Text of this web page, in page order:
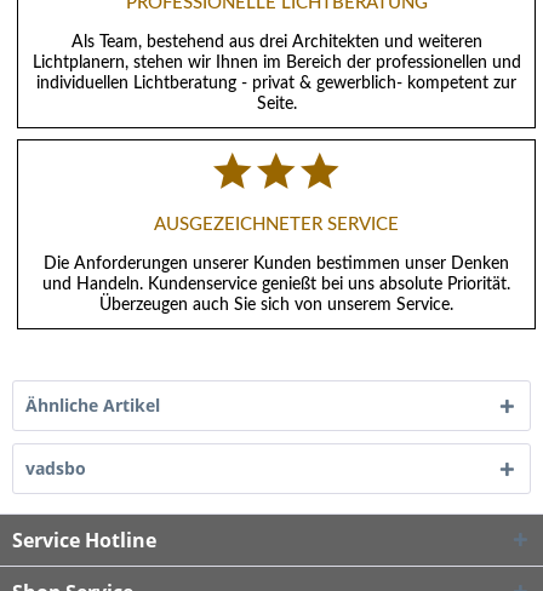
Als Team, bestehend aus drei Architekten und weiteren
Lichtplanern, stehen wir Ihnen im Bereich der professionellen und
individuellen Lichtberatung - privat & gewerblich- kompetent zur
Seite.
AUSGEZEICHNETER SERVICE
Die Anforderungen unserer Kunden bestimmen unser Denken
und Handeln. Kundenservice genießt bei uns absolute Priorität.
Überzeugen auch Sie sich von unserem Service.
Ähnliche Artikel
vadsbo
Service Hotline